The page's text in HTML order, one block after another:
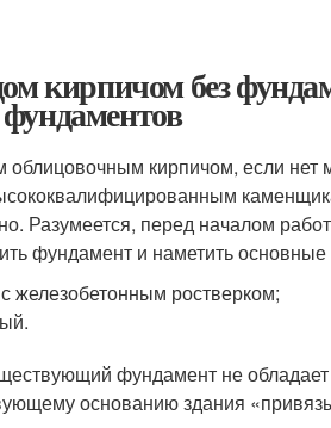
кирпичом без
облицовочным кирпичом, если
Разумеется, перед началом
фундамент и наметить
железобетонным ростверком;
фундамент не
основанию здания